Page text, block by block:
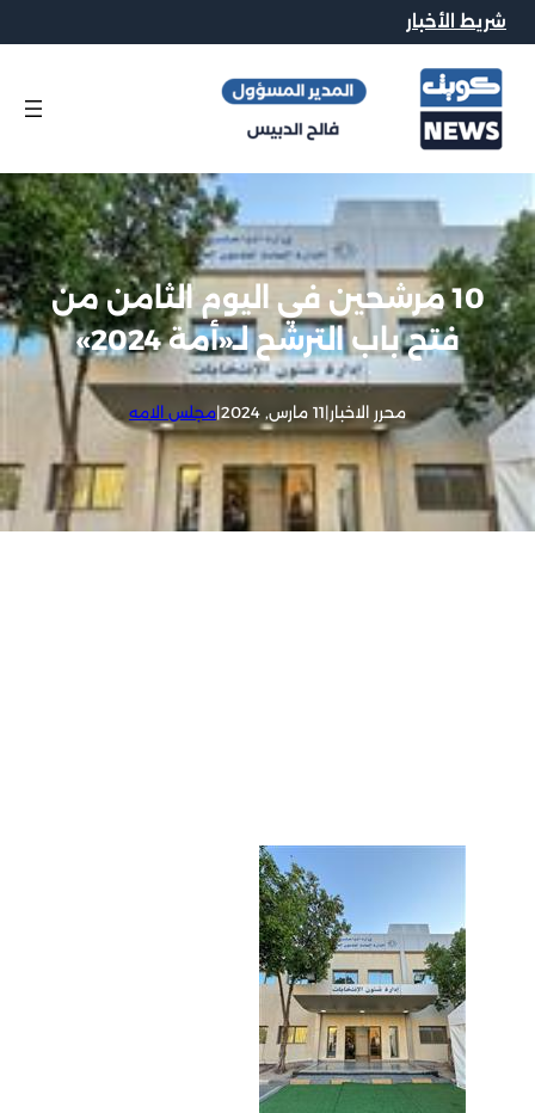
شريط الأخبار
10 مرشحين في اليوم الثامن من
فتح باب الترشح لـ«أمة 2024»
محرر الاخبار|11 مارس, 2024 |مجلس الامه